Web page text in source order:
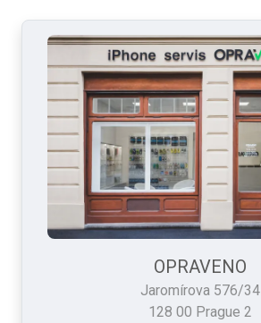
OPRAVENO
Jaromírova 576/34
128 00 Prague 2